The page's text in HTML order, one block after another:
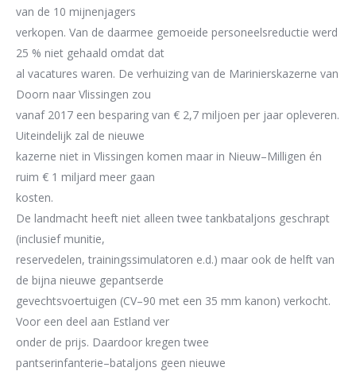
van de 10 mijnenjagers
verkopen. Van de daarmee gemoeide personeelsreductie werd
25 % niet gehaald omdat dat
al vacatures waren. De verhuizing van de Marinierskazerne van
Doorn naar Vlissingen zou
vanaf 2017 een besparing van € 2,7 miljoen per jaar opleveren.
Uiteindelijk zal de nieuwe
kazerne niet in Vlissingen komen maar in Nieuw–Milligen én
ruim € 1 miljard meer gaan
kosten.
De landmacht heeft niet alleen twee tankbataljons geschrapt
(inclusief munitie,
reservedelen, trainingssimulatoren e.d.) maar ook de helft van
de bijna nieuwe gepantserde
gevechtsvoertuigen (CV–90 met een 35 mm kanon) verkocht.
Voor een deel aan Estland ver
onder de prijs. Daardoor kregen twee
pantserinfanterie–bataljons geen nieuwe